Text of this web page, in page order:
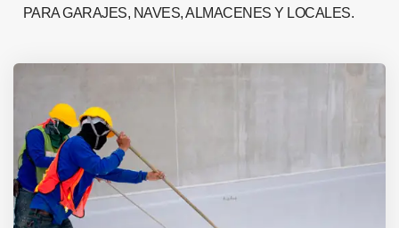
PARA GARAJES, NAVES, ALMACENES Y LOCALES.